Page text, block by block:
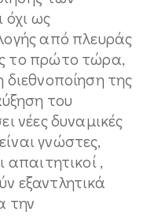
ως
από πλευράς
το πρώτο τώρα,
της
του
νέες δυναμικές
γνώστες,
απαιτητικοί ,
εξαντλητικά
την